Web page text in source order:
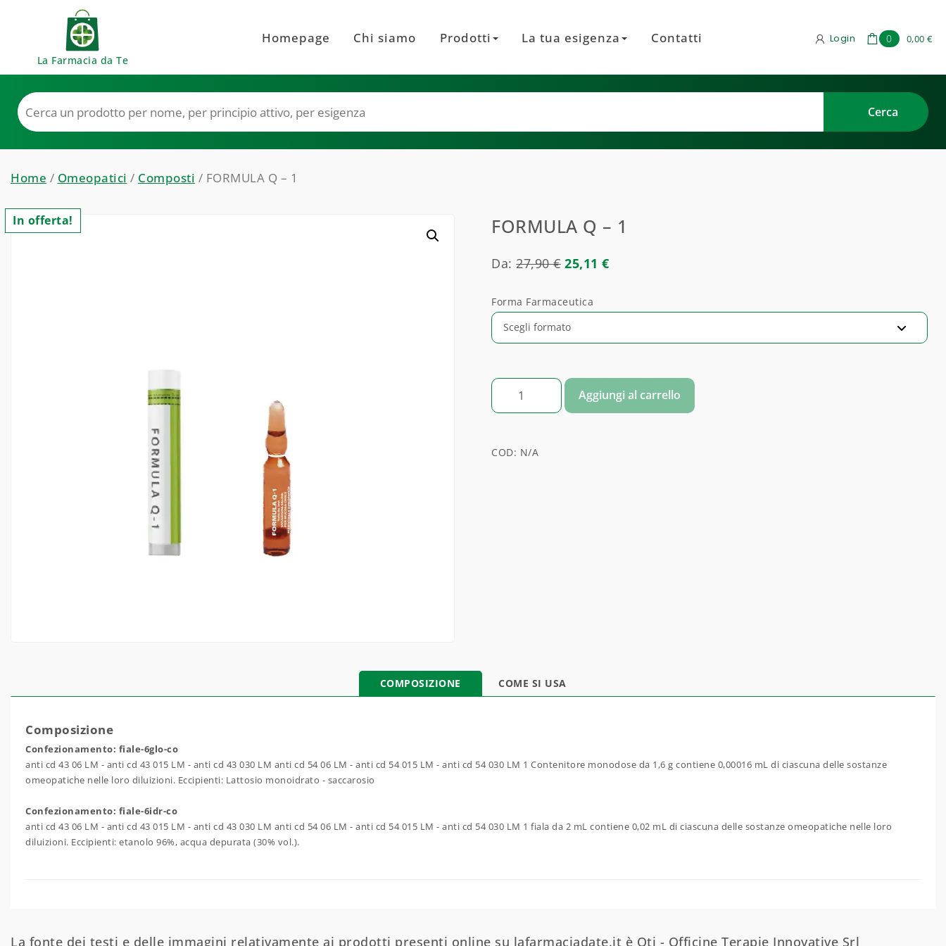
La Farmacia da Te
Homepage Chi siamo Prodotti La tua esigenza Contatti Login 0 0,00 €
Home / Omeopatici / Composti / FORMULA Q – 1
In offerta! FORMULA Q – 1
Da:27,90€ 25,11€
Forma Farmaceutica
FORMULA Q - 1 quantità
Aggiungi al carrello
COD: N/A
COMPOSIZIONE COME SI USA
Composizione
Confezionamento: fiale-6glo-co
anti cd 43 06 LM - anti cd 43 015 LM - anti cd 43 030 LM anti cd 54 06 LM - anti cd 54 015 LM - anti cd 54 030 LM 1 Contenitore monodose da 1,6 g contiene 0,00016 mL di ciascuna delle sostanze
omeopatiche nelle loro diluizioni. Eccipienti: Lattosio monoidrato - saccarosio
Confezionamento: fiale-6idr-co
anti cd 43 06 LM - anti cd 43 015 LM - anti cd 43 030 LM anti cd 54 06 LM - anti cd 54 015 LM - anti cd 54 030 LM 1 fiala da 2 mL contiene 0,02 mL di ciascuna delle sostanze omeopatiche nelle loro
diluizioni. Eccipienti: etanolo 96%, acqua depurata (30% vol.).
La fonte dei testi e delle immagini relativamente ai prodotti presenti online su lafarmaciadate.it è Oti - Officine Terapie Innovative Srl